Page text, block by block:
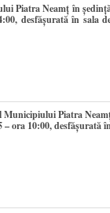
Piatra Neamţ în
desfășurată în sala
Municipiului Piatra
ora 10:00, desfășurată